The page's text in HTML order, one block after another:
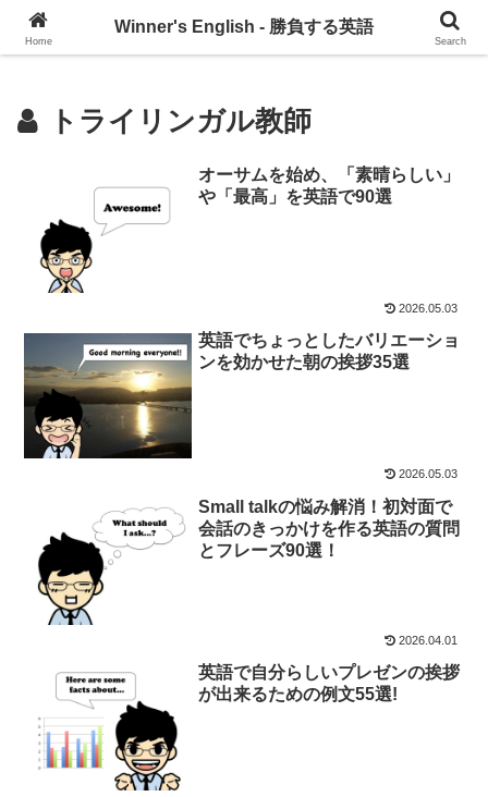
グローバル・コミュニケーションを習慣づけるブログ
トライリンガル教師
オーサムを始め、「素晴らしい」
や「最高」を英語で90選
2026.05.03
英語でちょっとしたバリエーショ
ンを効かせた朝の挨拶35選
2026.05.03
Small talkの悩み解消！初対面で
会話のきっかけを作る英語の質問
とフレーズ90選！
2026.04.01
英語で自分らしいプレゼンの挨拶
が出来るための例文55選!
Home
Winner's English - 勝負する英語
Search